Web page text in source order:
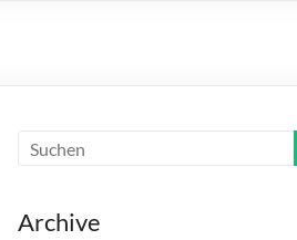
Archive